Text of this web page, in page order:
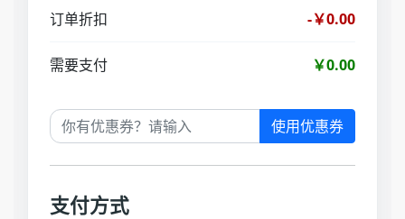
订单折扣 -￥0.00
需要支付 ￥0.00
使用优惠券
支付方式